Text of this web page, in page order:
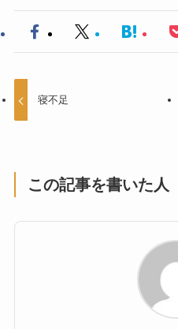
寝不足
この記事を書いた人